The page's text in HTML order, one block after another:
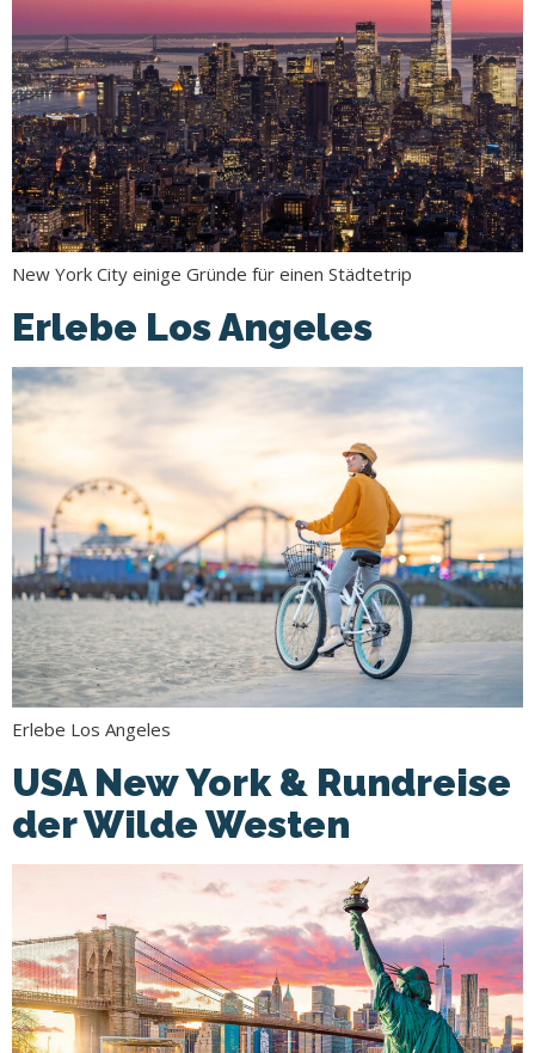
New York City einige Gründe für einen Städtetrip
Erlebe Los Angeles
Erlebe Los Angeles
USA New York & Rundreise
der Wilde Westen